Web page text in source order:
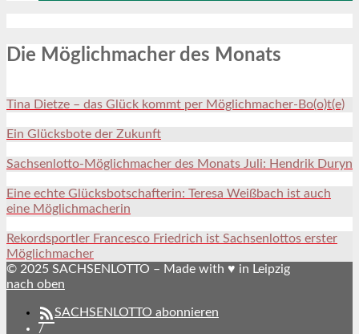
Die Möglichmacher des Monats
Tina Dietze – das Glück kommt per Möglichmacher-Bo(o)t(e)
Ein Glücksbote der Zukunft
Sachsenlotto-Möglichmacher des Monats Juli: Hendrik Duryn
Eine echte Glücksbotschafterin: Teresa Weißbach ist auch
eine Möglichmacherin
Rekordsportler Francesco Friedrich ist Sachsenlottos erster
Möglichmacher
© 2025 SACHSENLOTTO – Made with ♥ in Leipzig
nach oben
SACHSENLOTTO abonnieren
/